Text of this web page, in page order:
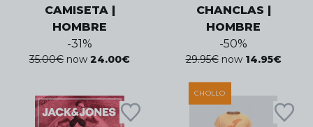
CAMISETA |
HOMBRE
-31%
35.00€ now 24.00€
CHANCLAS |
HOMBRE
-50%
29.95€ now 14.95€
CHOLLO